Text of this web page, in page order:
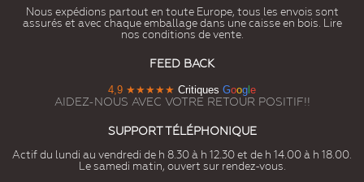
Nous expédions partout en toute Europe, tous les envois sont
assurés et avec chaque emballage dans une caisse en bois. Lire
nos conditions de vente.
FEED BACK
4,9 ★★★★★ Critiques Goog e
AIDEZ-NOUS AVEC VOTRE RETOUR POSITIF!!
SUPPORT TÉLÉPHONIQUE
Actif du lundi au vendredi de h 8.30 à h 12.30 et de h 14.00 à h 18.00.
Le samedi matin, ouvert sur rendez-vous.